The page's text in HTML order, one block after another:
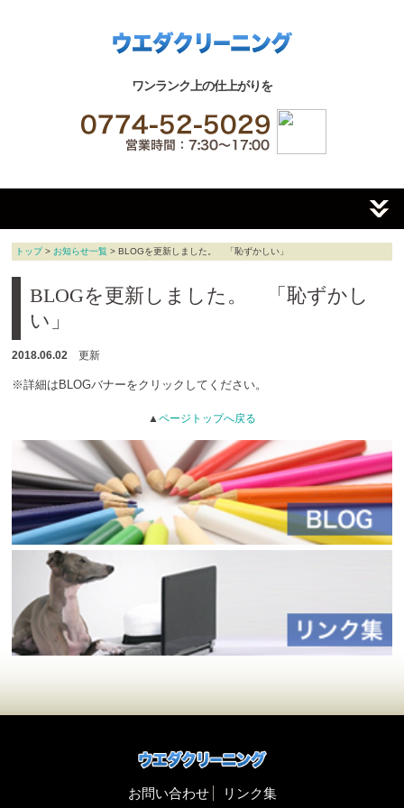
ワンランク上の仕上がりを
トップ> お知らせ一覧 > BLOGを更新しました。 「恥ずかしい」
BLOGを更新しました。 「恥ずかし
い」
2018.06.02 更新
※詳細はBLOGバナーをクリックしてください。
▲ページトップへ戻る
お問い合わせ リンク集